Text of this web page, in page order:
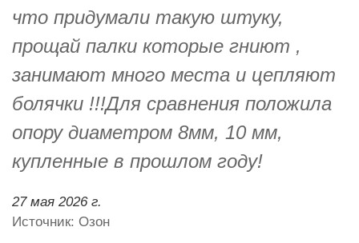
что придумали такую штуку,
прощай палки которые гниют ,
занимают много места и цепляют
болячки !!!Для сравнения положила
опору диаметром 8мм, 10 мм,
купленные в прошлом году!
27 мая 2026 г.
Источник: Озон